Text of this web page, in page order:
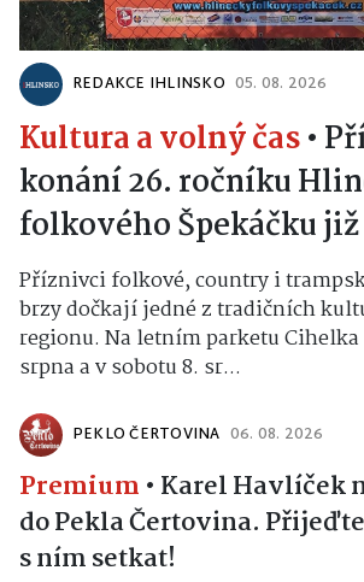
REDAKCE IHLINSKO 05. 08. 2026
Kultura a volný čas•
konání 26. ročníku
folkového Špekáčku
Příznivci folkové, country i
brzy dočkají jedné z tradičních
regionu. Na letním parketu Cihelka
srpna a v sobotu 8. sr...
PEKLO ČERTOVINA 06. 08. 2026
Premium • Karel Havlíček
do Pekla Čertovina.
s ním setkat!